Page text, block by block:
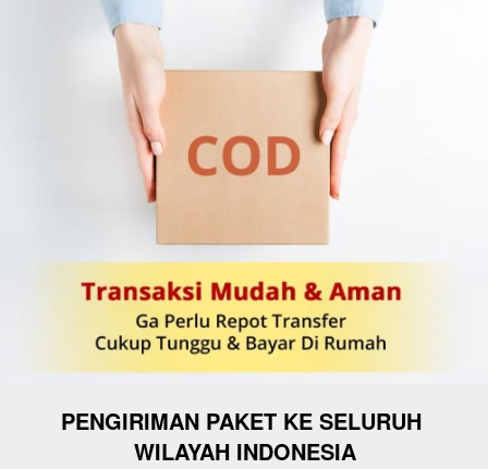
PENGIRIMAN PAKET KE SELURUH
WILAYAH INDONESIA